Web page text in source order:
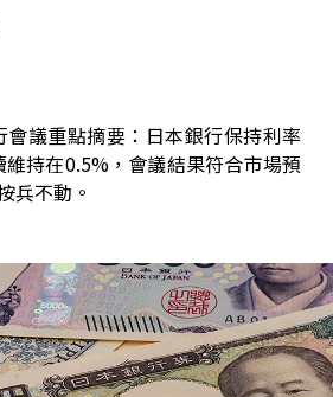
議重點摘要：日本銀行保持利率
持在0.5%，會議結果符合市場預
兵不動。